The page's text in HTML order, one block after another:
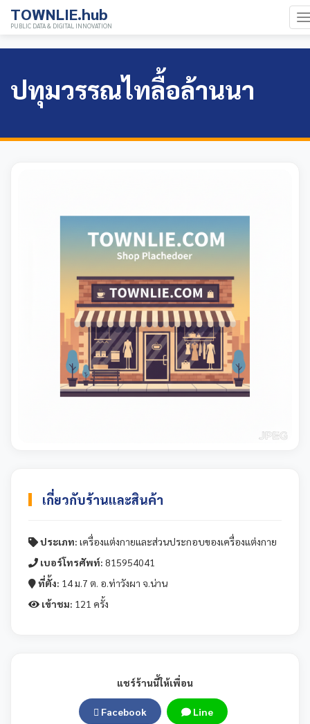
TOWNLIE.hub
PUBLIC DATA & DIGITAL INNOVATION
ปทุมวรรณไทลื้อล้านนา
เกี่ยวกับร้านและสินค้า
ประเภท: เครื่องแต่งกายและส่วนประกอบของเครื่องแต่งกาย
เบอร์โทรศัพท์: 815954041
ที่ตั้ง: 14 ม.7 ต. อ.ท่าวังผา จ.น่าน
เข้าชม: 121 ครั้ง
แชร์ร้านนี้ให้เพื่อน
Facebook Line